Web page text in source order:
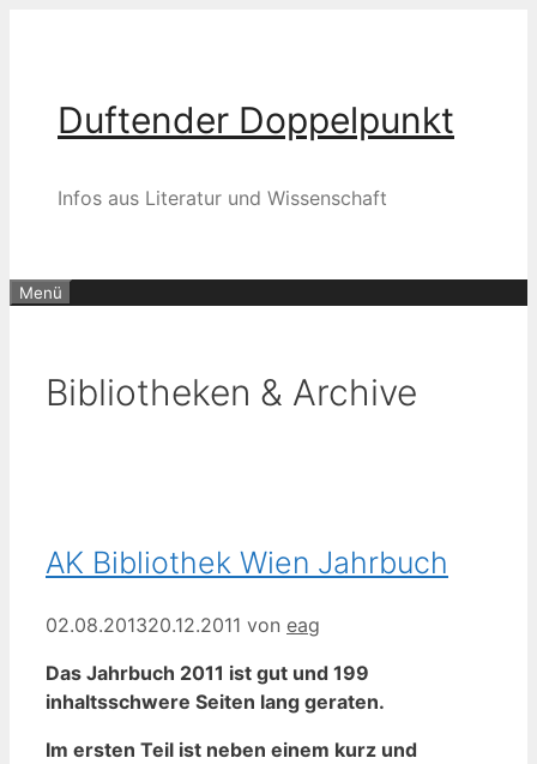
Duftender Doppelpunkt
Infos aus Literatur und Wissenschaft
Menü
Bibliotheken & Archive
AK Bibliothek Wien Jahrbuch
02.08.201320.12.2011 von eag
Das Jahrbuch 2011 ist gut und 199
inhaltsschwere Seiten lang geraten.
Im ersten Teil ist neben einem kurz und